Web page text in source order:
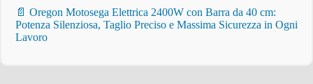
📄 Oregon Motosega Elettrica 2400W con Barra da 40 cm:
Potenza Silenziosa, Taglio Preciso e Massima Sicurezza in Ogni
Lavoro